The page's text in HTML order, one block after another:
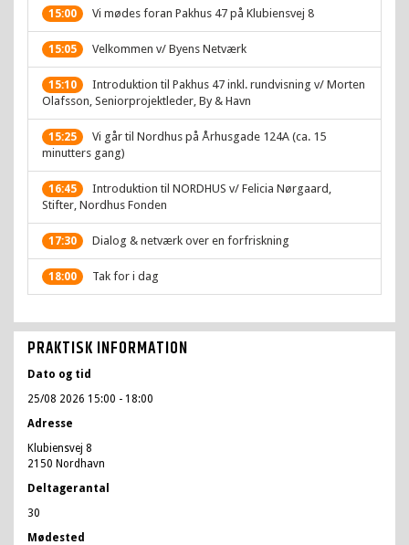
15:00 Vi mødes foran Pakhus 47 på Klubiensvej 8
15:05 Velkommen v/ Byens Netværk
15:10
Introduktion til Pakhus 47 inkl. rundvisning v/ Morten
Olafsson, Seniorprojektleder, By & Havn
15:25
Vi går til Nordhus på Århusgade 124A (ca. 15
minutters gang)
16:45
Introduktion til NORDHUS v/ Felicia Nørgaard,
Stifter, Nordhus Fonden
17:30 Dialog & netværk over en forfriskning
18:00 Tak for i dag
PRAKTISK INFORMATION
Dato og tid
25/08 2026 15:00 - 18:00
Adresse
Klubiensvej 8
2150 Nordhavn
Deltagerantal
30
Mødested